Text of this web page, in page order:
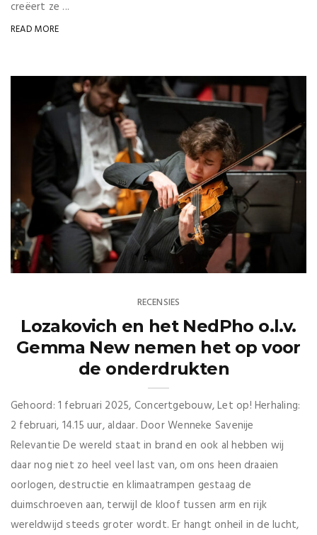
creëert ze ...
READ MORE
RECENSIES
Lozakovich en het NedPho o.l.v.
Gemma New nemen het op voor
de onderdrukten
Gehoord: 1 februari 2025, Concertgebouw, Let op! Herhaling:
2 februari, 14.15 uur, aldaar. Door Wenneke Savenije
Relevantie De wereld staat in brand en ook al hebben wij
daar nog niet zo heel veel last van, om ons heen draaien
oorlogen, destructie en klimaatrampen gestaag de
duimschroeven aan, terwijl de kloof tussen arm en rijk
wereldwijd steeds groter wordt. Er hangt onheil in de lucht,